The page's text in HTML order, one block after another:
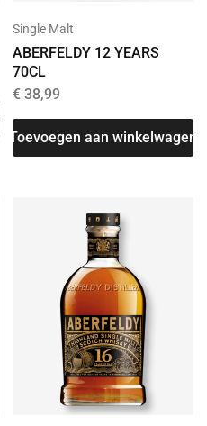
Single Malt
ABERFELDY 12 YEARS
70CL
€38,99
Toevoegen aan winkelwagen